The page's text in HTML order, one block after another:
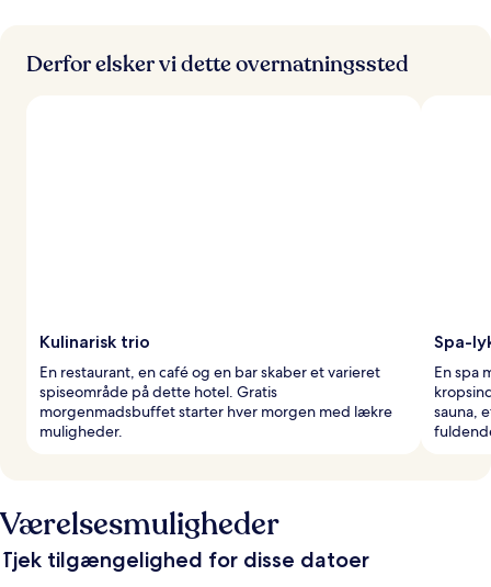
Derfor elsker vi dette overnatningssted
Kulinarisk trio
En restaurant, en café og en bar skaber et varieret
spiseområde på dette hotel. Gratis
morgenmadsbuffet starter hver morgen med lækre
muligheder.
Spa-
En spa
sauna,
Værelsesmuligheder
Tjek tilgængelighed for disse datoer